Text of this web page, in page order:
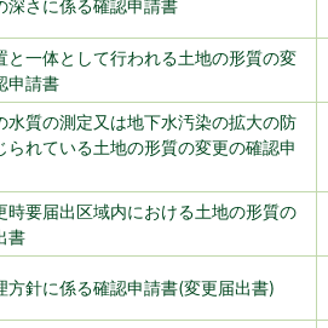
深さに係る確認申請書
と一体として行われる土地の形質の変
申請書
水質の測定又は地下水汚染の拡大の防
られている土地の形質の変更の確認申
時要届出区域内における土地の形質の
書
方針に係る確認申請書(変更届出書)